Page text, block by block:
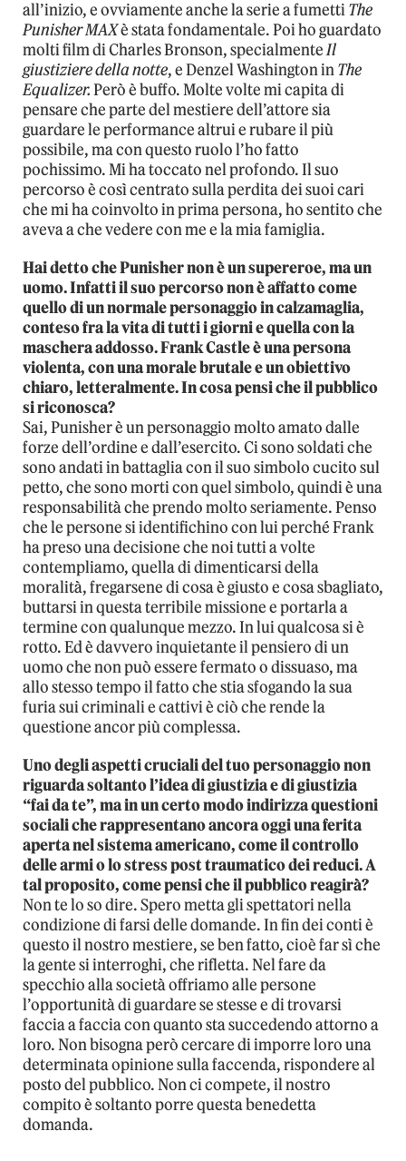
all’inizio, e ovviamente anche la serie a fumettiThe
Punisher MAXè stata fondamentale. Poi ho guardato
molti film di Charles Bronson, specialmenteIl
giustiziere della notte, e Denzel Washington inThe
Equalizer.Però è buffo. Molte volte mi capita di
pensare che parte del mestiere dell’attore sia
guardare le performance altrui e rubare il più
possibile, ma con questo ruolo l’ho fatto
pochissimo. Mi ha toccato nel profondo. Il suo
percorso è così centrato sulla perdita dei suoi cari
che mi ha coinvolto in prima persona, ho sentito che
aveva a che vedere con me e la mia famiglia.
Hai detto che Punisher non è un supereroe, ma un
uomo. Infatti il suo percorso non è affatto come
quello di un normale personaggio in calzamaglia,
conteso fra la vita di tutti i giorni e quella con la
maschera addosso. Frank Castle è una persona
violenta, con una morale brutale e un obiettivo
chiaro, letteralmente. In cosa pensi che il pubblico
si riconosca?
Sai, Punisher è un personaggio molto amato dalle
forze dell’ordine e dall’esercito. Ci sono soldati che
sono andati in battaglia con il suo simbolo cucito sul
petto, che sono morti con quel simbolo, quindi è una
responsabilità che prendo molto seriamente. Penso
che le persone si identifichino con lui perché Frank
ha preso una decisione che noi tutti a volte
contempliamo, quella di dimenticarsi della
moralità, fregarsene di cosa è giusto e cosa sbagliato,
buttarsi in questa terribile missione e portarla a
termine con qualunque mezzo. In lui qualcosa si è
rotto. Ed è davvero inquietante il pensiero di un
uomo che non può essere fermato o dissuaso, ma
allo stesso tempo il fatto che stia sfogando la sua
furia sui criminali e cattivi è ciò che rende la
questione ancor più complessa.
Uno degli aspetti cruciali del tuo personaggio non
riguarda soltanto l’idea di giustizia e di giustizia
“fai da te”, ma in un certo modo indirizza questioni
sociali che rappresentano ancora oggi una ferita
aperta nel sistema americano, come il controllo
delle armi o lo stress post traumatico dei reduci. A
tal proposito, come pensi che il pubblico reagirà?
Non te lo so dire. Spero metta gli spettatori nella
condizione di farsi delle domande. In fin dei conti è
questo il nostro mestiere, se ben fatto, cioè far sì che
la gente si interroghi, che rifletta. Nel fare da
specchio alla società offriamo alle persone
l’opportunità di guardare se stesse e di trovarsi
faccia a faccia con quanto sta succedendo attorno a
loro. Non bisogna però cercare di imporre loro una
determinata opinione sulla faccenda, rispondere al
posto del pubblico. Non ci compete, il nostro
compito è soltanto porre questa benedetta
domanda.